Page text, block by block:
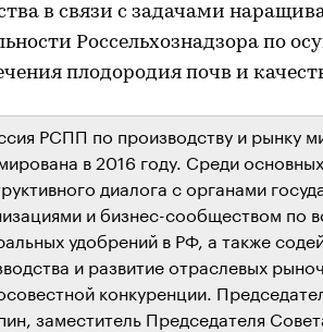
в связи с задачами
Россельхознадзора по
плодородия почв и
РСПП по производству и рынку
в 2016 году. Среди
диалога с органами
и бизнес-сообществом по
удобрений в РФ, а также
и развитие отраслевых
конкуренции.
заместитель Председателя